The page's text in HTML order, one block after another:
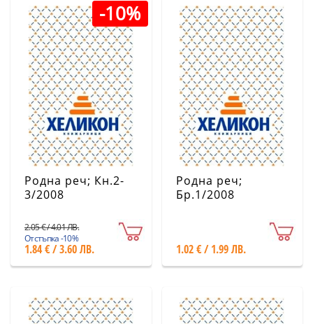
-10%
Родна реч; Кн.2-
3/2008
2.05 € / 4.01 ЛВ.
Отстъпка -10%
1.84 € / 3.60 ЛВ.
Родна реч;
Бр.1/2008
1.02 € / 1.99 ЛВ.